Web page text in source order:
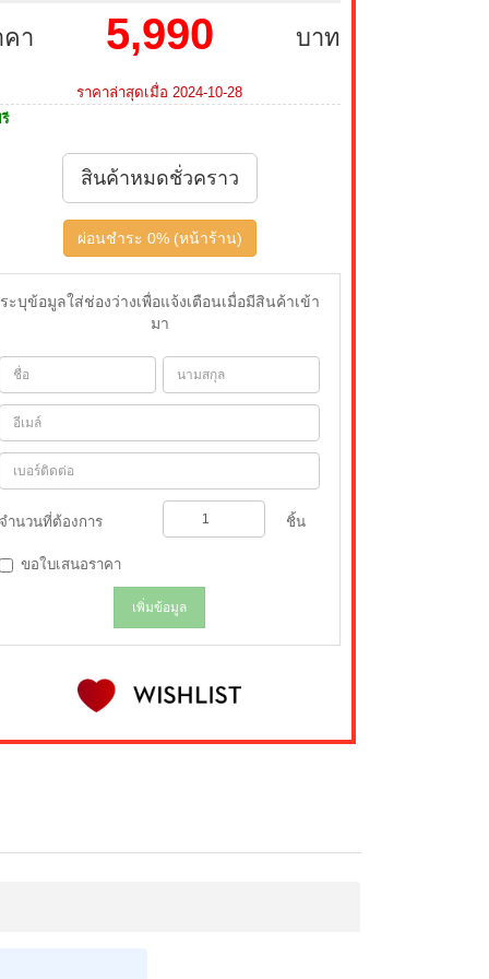
คา บาท
5,990
ราคาล่าสุดเมื่อ 2024-10-28
สินค้าหมดชั่วคราว
ผ่อนชำระ 0% (หน้าร้าน)
ระบุข้อมูลใส่ช่องว่างเพื่อแจ้งเตือนเมื่อมีสินค้าเข้า
มา
จำนวนที่ต้องการ ชิ้น
ขอใบเสนอราคา
เพิ่มข้อมูล